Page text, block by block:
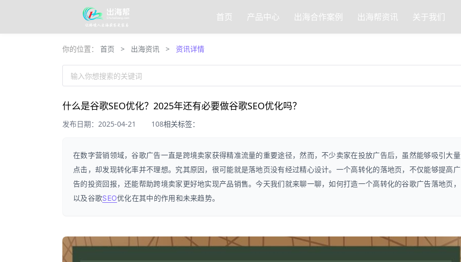
首页 产品中心 出海合作案例 出海帮资讯 关于我们
你的位置： 首页 > 出海资讯 > 资讯详情
输入你想搜索的关键词
什么是谷歌SEO优化？2025年还有必要做谷歌SEO优化吗？
发布日期：2025-04-21 108相关标签：
在数字营销领域，谷歌广告一直是跨境卖家获得精准流量的重要途径，然而，不少卖家在投放广告后，虽然能够吸引大量
点击，却发现转化率并不理想。究其原因，很可能就是落地页没有经过精心设计。一个高转化的落地页，不仅能够提高广
告的投资回报，还能帮助跨境卖家更好地实现产品销售。今天我们就来聊一聊，如何打造一个高转化的谷歌广告落地页，
以及谷歌SEO优化在其中的作用和未来趋势。